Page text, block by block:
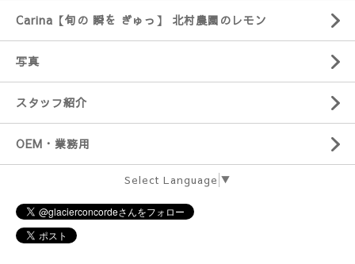
Carina【旬の 瞬を ぎゅっ】 北村農園のレモン
写真
スタッフ紹介
OEM・業務用
Select Language ▼